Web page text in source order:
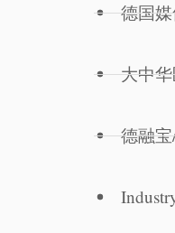
德国
大中
德融